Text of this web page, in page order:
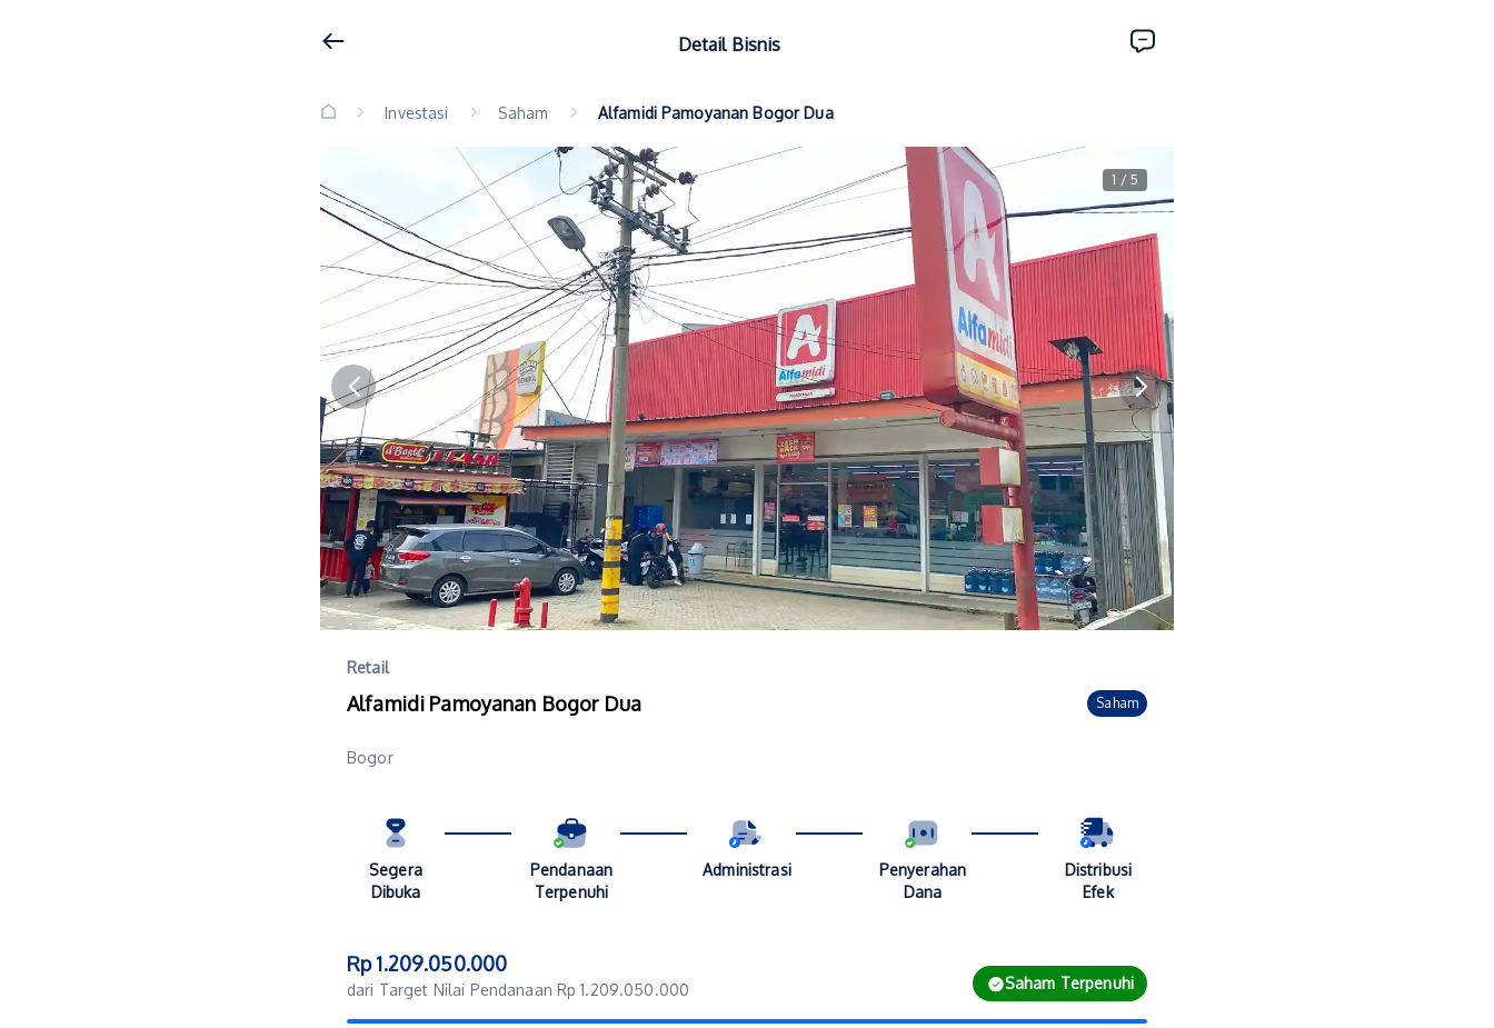
Detail Bisnis
Investasi Saham Alfamidi Pamoyanan Bogor Dua
1 / 5
Retail
Alfamidi Pamoyanan Bogor Dua Saham
Bogor
Segera
Dibuka
Pendanaan
Terpenuhi
Administrasi
Penyerahan
Dana
Distribusi
Efek
Rp 1.209.050.000
dari Target Nilai Pendanaan Rp 1.209.050.000 Saham Terpenuhi